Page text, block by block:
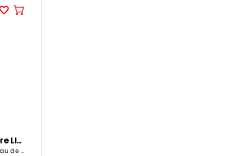
Ajouter
SONGMICS Etagère LIGHTY
39.6x30x187cm panneau de particules mélamine